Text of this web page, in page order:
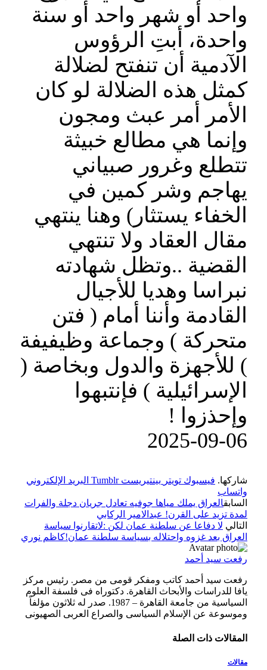
واحد أو شهر واحد أو سنة
واحدة، أبتِ الرؤوس
الآدمية أن تنفتح لضلالة
كمثل هذه الضلالة لو كان
الأمر أمر عبث ومجون
وإنما هي مطالع خبيثة
تتطلع وغرور صبياني
يهاجم وشر كمين في
الخفاء يستثار) وهنا ينتهي
مقال العقاد ولا تنتهي
القضية ..وتظل شهادته
نبراسا وهديا للأجيال
القادمة وأننا أمام ( فتن
متحركة ) وجماعة وظيفيفة
) للأجهزة والدول وبخاصة (
الإسرائيلية ) فإنتبهوا
وإحذزوا !
‎2025-‎09-‎06
شاركها. فيسبوك تويتر بينتيريست Tumblr البريد الإلكتروني
واتساب
السابقالعراق يملك مياها جوفيه تعادل جريان دجلة والفرات
لمدة تزيد على القرن! عبدالامير الركابي
التالي لا دفاعا عن سلطنة عمان لكن :لاتقارنوا سياسة
العراق بعد غزوه واحتلاله بسياسة سلطنة عمان!كاظم نوري
رفعت سيد أحمد
رفعت سيد أحمد كاتب ومفكر قومى من مصر. رئيس مركز
يافا للدراسات والأبحاث القاهرة. دكتوراه فى فلسفة العلوم
السياسية من جامعة القاهرة – 1987. صدر له ثلاثون مؤلفاً
وموسوعة عن الإسلام السياسى والصراع العربى الصهيونى
المقالاتذات الصلة
مقالات